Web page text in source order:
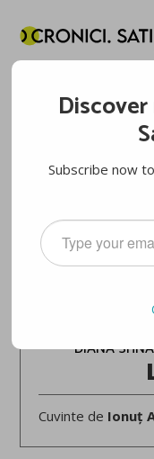
DIANA
Cuvinte de Ionuț
Subscribe now
Type
your
email…